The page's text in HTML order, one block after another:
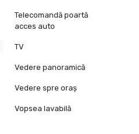
Telecomandă poartă
acces auto
TV
Vedere panoramică
Vedere spre oraș
Vopsea lavabilă